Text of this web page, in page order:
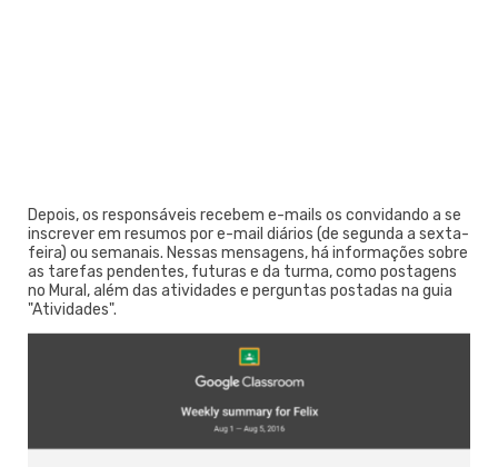
Depois, os responsáveis recebem e-mails os convidando a se
inscrever em resumos por e-mail diários (de segunda a sexta-
feira) ou semanais. Nessas mensagens, há informações sobre
as tarefas pendentes, futuras e da turma, como postagens
no Mural, além das atividades e perguntas postadas na guia
"Atividades".